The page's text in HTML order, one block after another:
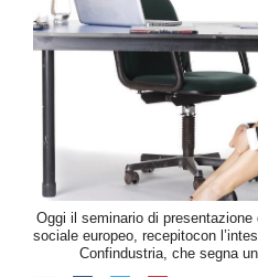
Oggi il seminario di presentazione
sociale europeo, recepitocon
Confindustria, che segna